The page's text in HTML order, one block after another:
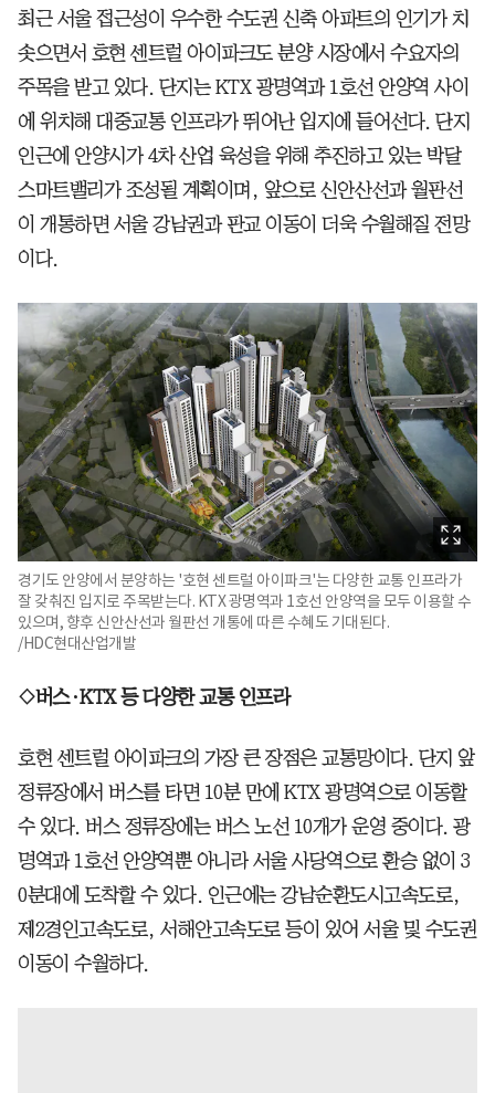
최근 서울 접근성이 우수한 수도권 신축 아파트의 인기가 치
솟으면서 호현 센트럴 아이파크도 분양 시장에서 수요자의
주목을 받고 있다. 단지는 KTX 광명역과 1호선 안양역 사이
에 위치해 대중교통 인프라가 뛰어난 입지에 들어선다. 단지
인근에 안양시가 4차 산업 육성을 위해 추진하고 있는 박달
스마트밸리가 조성될 계획이며, 앞으로 신안산선과 월판선
이 개통하면 서울 강남권과 판교 이동이 더욱 수월해질 전망
이다.
경기도 안양에서 분양하는 '호현 센트럴 아이파크'는 다양한 교통 인프라가
잘 갖춰진 입지로 주목받는다. KTX 광명역과 1호선 안양역을 모두 이용할 수
있으며, 향후 신안산선과 월판선 개통에 따른 수혜도 기대된다.
/HDC현대산업개발
◇버스·KTX 등 다양한 교통 인프라
호현 센트럴 아이파크의 가장 큰 장점은 교통망이다. 단지 앞
정류장에서 버스를 타면 10분 만에 KTX 광명역으로 이동할
수 있다. 버스 정류장에는 버스 노선 10개가 운영 중이다. 광
명역과 1호선 안양역뿐 아니라 서울 사당역으로 환승 없이 3
0분대에 도착할 수 있다. 인근에는 강남순환도시고속도로,
제2경인고속도로, 서해안고속도로 등이 있어 서울 및 수도권
이동이 수월하다.